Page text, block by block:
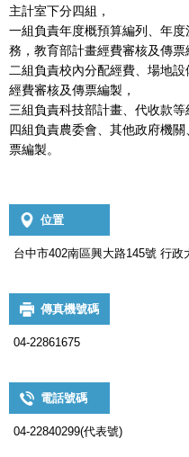
主計室下分四組，
一組負責年度概預算編列、年
務，教育部計畫經費審核及傳票
二組負責校內分配經費、場地
經費審核及傳票編製，
三組負責科技部計畫、代收款等
四組負責農委會、其他政府機
票編製。
位置
台中市402南區興大路145號 行政
傳真機號碼
04-22861675
電話號碼
04-22840299(代表號)